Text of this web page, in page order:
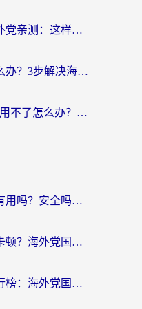
优酷境外地域限制？海外党亲测：这样看国内剧再也不卡（附3个实用场景解决）
香港西瓜视频看不了怎么办？3步解决海外追剧难题，附靠谱加速器推荐
喜马拉雅FM在马来西亚用不了怎么办？海外华人亲测有效的回国加速指南
在国外打鸣潮用加速器有用吗？安全吗？海外玩家国服游戏加速全指南
德国怎么玩地鼠传奇不卡顿？海外党国服游戏加速全攻略（含战双EVE实用指南）
超越时空的猫加速器排行榜：海外党国服游戏不卡顿的终极选择指南